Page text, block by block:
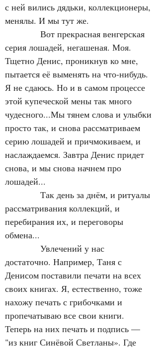
с ней вились дядьки, коллекционеры,
менялы. И мы тут же.
Вот прекрасная венгерская
серия лошадей, негашеная. Моя.
Тщетно Денис, проникнув ко мне,
пытается её выменять на что-нибудь.
Я не сдаюсь. Но и в самом процессе
этой купеческой мены так много
чудесного...Мы тянем слова и улыбки
просто так, и снова рассматриваем
серию лошадей и причмокиваем, и
наслаждаемся. Завтра Денис придет
снова, и мы снова начнем про
лошадей...
Так день за днём, и ритуалы
рассматривания коллекций, и
перебирания их, и переговоры
обмена...
Увлечений у нас
достаточно. Например, Таня с
Денисом поставили печати на всех
своих книгах. Я, естественно, тоже
нахожу печать с грибочками и
пропечатываю все свои книги.
Теперь на них печать и подпись —
"из книг Синёвой Светланы». Где